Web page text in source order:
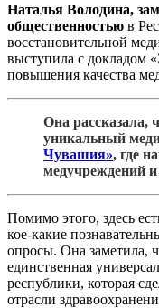
Наталья Володина,
общественностью в
восстановительной
выступила с докладом
повышения качества
Она рассказала,
уникальный
Чувашия», где
медучреждений и
Помимо этого, здесь
кое-какие
опросы. Она заметила,
единственная
республики, которая
отрасли